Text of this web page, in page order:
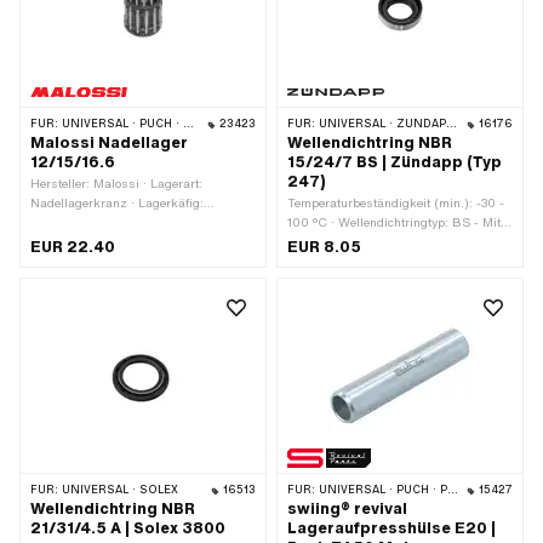
FÜR: UNIVERSAL · PUCH · SACHS · PONY / CILO (BETA 521 & 512) · TOMOS 23423
Malossi Nadellager
12/15/16.6
Hersteller: Malossi · Lagerart:
Nadellagerkranz · Lagerkäfig:
Nadellager: 12/15 x 16.6 · Ø innen: 12
EUR 22.40
FÜR: UNIVERSAL · ZÜNDAPP BELMONDO · ZÜNDAPP 16176
Wellendichtring NBR
15/24/7 BS | Zündapp (Typ
247)
Temperaturbeständigkeit (min.): -30 -
100 °C · Wellendichtringtyp: BS - Mit
Blech-Aussenmantel / einer Dichtlippe
Hersteller: Zündapp · Material: NBR
EUR 8.05
FÜR: UNIVERSAL · SOLEX 16513
Wellendichtring NBR
21/31/4.5 A | Solex 3800
FÜR: UNIVERSAL · PUCH · PONY / CILO (BETA 521 & 512) 15427
swiing® revival
Lageraufpresshülse E20 |